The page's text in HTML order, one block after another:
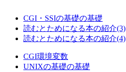
CGI・SSIの基礎の基礎
読むとためになる本の紹介(3)
読むとためになる本の紹介(4)
CGI環境変数
UNIXの基礎の基礎